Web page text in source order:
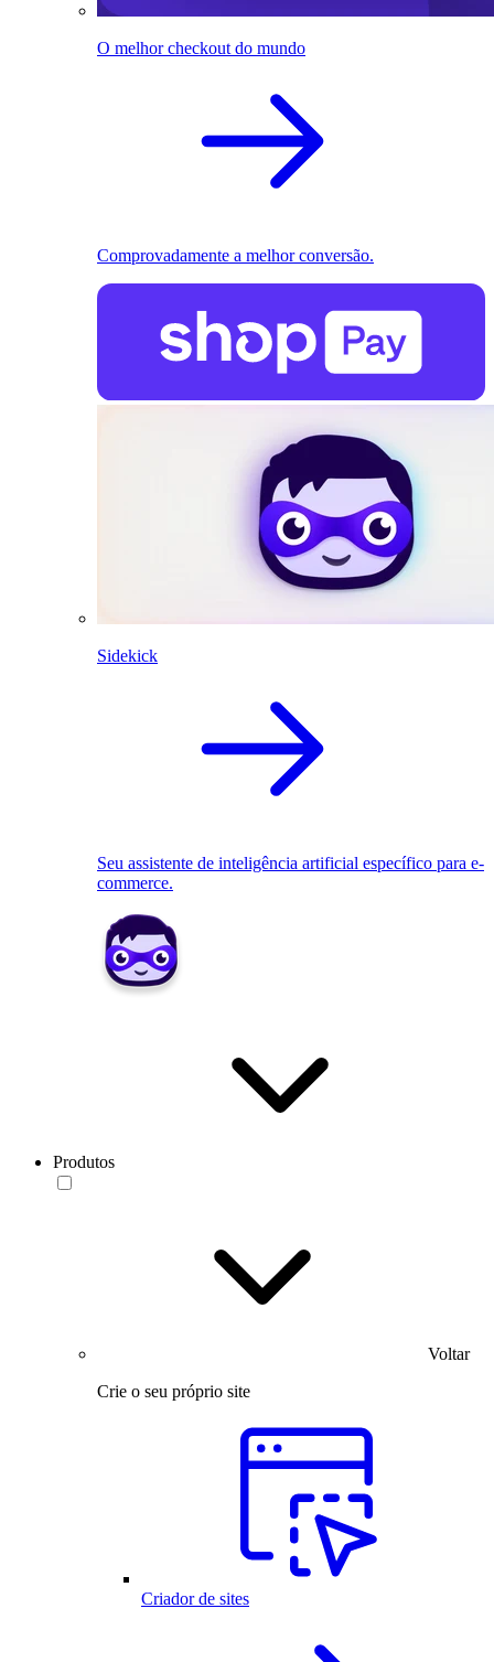
O melhor checkout do mundo
Comprovadamente a melhor conversão.
Sidekick
Seu assistente de inteligência artificial específico para e-
commerce.
Produtos
Voltar
Crie o seu próprio site
Criador de sites